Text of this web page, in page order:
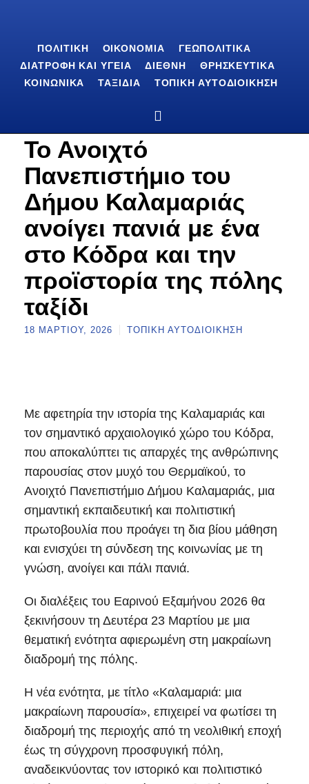
ΠΟΛΙΤΙΚΉ ΟΙΚΟΝΟΜΊΑ
ΓΕΩΠΟΛΙΤΙΚΆ
ΔΙΑΤΡΟΦΉ ΚΑΙ ΥΓΕΊΑ
ΔΙΕΘΝΉ
ΘΡΗΣΚΕΥΤΙΚΆ
ΚΟΙΝΩΝΙΚΆ
ΤΑΞΊΔΙΑ ΤΟΠΙΚΉ ΑΥΤΟΔΙΟΊΚΗΣΗ
Το Ανοιχτό
Πανεπιστήμιο του
Δήμου Καλαμαριάς
ανοίγει πανιά με ένα
στο Κόδρα και την
προϊστορία της πόλης
ταξίδι
18 ΜΑΡΤΊΟΥ, 2026 ΤΟΠΙΚΉ ΑΥΤΟΔΙΟΊΚΗΣΗ
Με αφετηρία την ιστορία της Καλαμαριάς και
τον σημαντικό αρχαιολογικό χώρο του Κόδρα,
που αποκαλύπτει τις απαρχές της ανθρώπινης
παρουσίας στον μυχό του Θερμαϊκού, το
Ανοιχτό Πανεπιστήμιο Δήμου Καλαμαριάς, μια
σημαντική εκπαιδευτική και πολιτιστική
πρωτοβουλία που προάγει τη δια βίου μάθηση
και ενισχύει τη σύνδεση της κοινωνίας με τη
γνώση, ανοίγει και πάλι πανιά.
Οι διαλέξεις του Εαρινού Εξαμήνου 2026 θα
ξεκινήσουν τη Δευτέρα 23 Μαρτίου με μια
θεματική ενότητα αφιερωμένη στη μακραίωνη
διαδρομή της πόλης.
Η νέα ενότητα, με τίτλο «Καλαμαριά: μια
μακραίωνη παρουσία», επιχειρεί να φωτίσει τη
διαδρομή της περιοχής από τη νεολιθική εποχή
έως τη σύγχρονη προσφυγική πόλη,
αναδεικνύοντας τον ιστορικό και πολιτιστικό